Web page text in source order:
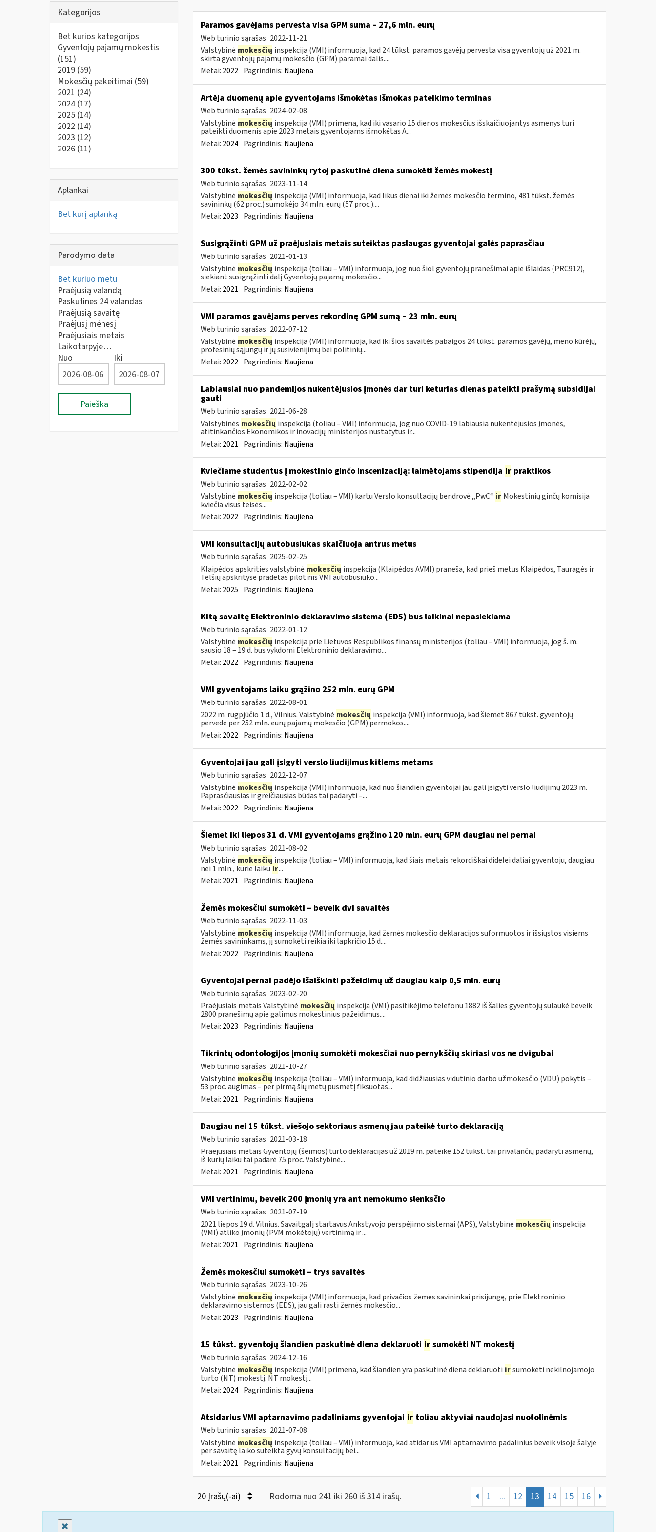
Kategorijos
Bet kurios kategorijos
Gyventojų pajamų mokestis
(151)
2019 (59)
Mokesčių pakeitimai (59)
2021 (24)
2024 (17)
2025 (14)
2022 (14)
2023 (12)
2026 (11)
Aplankai
Bet kurį aplanką
Parodymo data
Bet kuriuo metu
Praėjusią valandą
Paskutines 24 valandas
Praėjusią savaitę
Praėjusį mėnesį
Praėjusiais metais
Laikotarpyje…
Nuo
Iki
Paieška
Paramos gavėjams pervesta visa GPM suma – 27,6 mln. eurų
Web turinio sąrašas 2022-11-21
Valstybinė mokesčių inspekcija (VMI) informuoja, kad 24 tūkst. paramos gavėjų pervesta visa gyventojų už 2021 m.
skirta gyventojų pajamų mokesčio (GPM) paramai dalis....
Metai: 2022 Pagrindinis: Naujiena
Artėja duomenų apie gyventojams išmokėtas išmokas pateikimo terminas
Web turinio sąrašas 2024-02-08
Valstybinė mokesčių inspekcija (VMI) primena, kad iki vasario 15 dienos mokesčius išskaičiuojantys asmenys turi
pateikti duomenis apie 2023 metais gyventojams išmokėtas A...
Metai: 2024 Pagrindinis: Naujiena
300 tūkst. žemės savininkų rytoj paskutinė diena sumokėti žemės mokestį
Web turinio sąrašas 2023-11-14
Valstybinė mokesčių inspekcija (VMI) informuoja, kad likus dienai iki žemės mokesčio termino, 481 tūkst. žemės
savininkų (62 proc.) sumokėjo 34 mln. eurų (57 proc.)....
Metai: 2023 Pagrindinis: Naujiena
Susigrąžinti GPM už praėjusiais metais suteiktas paslaugas gyventojai galės paprasčiau
Web turinio sąrašas 2021-01-13
Valstybinė mokesčių inspekcija (toliau – VMI) informuoja, jog nuo šiol gyventojų pranešimai apie išlaidas (PRC912),
siekiant susigrąžinti dalį Gyventojų pajamų mokesčio...
Metai: 2021 Pagrindinis: Naujiena
VMI paramos gavėjams perves rekordinę GPM sumą – 23 mln. eurų
Web turinio sąrašas 2022-07-12
Valstybinė mokesčių inspekcija (VMI) informuoja, kad iki šios savaitės pabaigos 24 tūkst. paramos gavėjų, meno kūrėjų,
profesinių sąjungų ir jų susivienijimų bei politinių...
Metai: 2022 Pagrindinis: Naujiena
Labiausiai nuo pandemijos nukentėjusios įmonės dar turi keturias dienas pateikti prašymą subsidijai
gauti
Web turinio sąrašas 2021-06-28
Valstybinės mokesčių inspekcija (toliau – VMI) informuoja, jog nuo COVID-19 labiausia nukentėjusios įmonės,
atitinkančios Ekonomikos ir inovacijų ministerijos nustatytus ir...
Metai: 2021 Pagrindinis: Naujiena
Kviečiame studentus į mokestinio ginčo inscenizaciją: laimėtojams stipendija irpraktikos
Web turinio sąrašas 2022-02-02
Valstybinė mokesčių inspekcija (toliau – VMI) kartu Verslo konsultacijų bendrovė „PwC“ ir Mokestinių ginčų komisija
kviečia visus teisės...
Metai: 2022 Pagrindinis: Naujiena
VMI konsultacijų autobusiukas skaičiuoja antrus metus
Web turinio sąrašas 2025-02-25
Klaipėdos apskrities valstybinė mokesčių inspekcija (Klaipėdos AVMI) praneša, kad prieš metus Klaipėdos, Tauragės ir
Telšių apskrityse pradėtas pilotinis VMI autobusiuko...
Metai: 2025 Pagrindinis: Naujiena
Kitą savaitę Elektroninio deklaravimo sistema (EDS) bus laikinai nepasiekiama
Web turinio sąrašas 2022-01-12
Valstybinė mokesčių inspekcija prie Lietuvos Respublikos finansų ministerijos (toliau – VMI) informuoja, jog š. m.
sausio 18 – 19 d. bus vykdomi Elektroninio deklaravimo...
Metai: 2022 Pagrindinis: Naujiena
VMI gyventojams laiku grąžino 252 mln. eurų GPM
Web turinio sąrašas 2022-08-01
2022 m. rugpjūčio 1 d., Vilnius. Valstybinė mokesčių inspekcija (VMI) informuoja, kad šiemet 867 tūkst. gyventojų
pervedė per 252 mln. eurų pajamų mokesčio (GPM) permokos....
Metai: 2022 Pagrindinis: Naujiena
Gyventojai jau gali įsigyti verslo liudijimus kitiems metams
Web turinio sąrašas 2022-12-07
Valstybinė mokesčių inspekcija (VMI) informuoja, kad nuo šiandien gyventojai jau gali įsigyti verslo liudijimų 2023 m.
Paprasčiausias ir greičiausias būdas tai padaryti –...
Metai: 2022 Pagrindinis: Naujiena
Šiemet iki liepos 31 d. VMI gyventojams grąžino 120 mln. eurų GPM daugiau nei pernai
Web turinio sąrašas 2021-08-02
Valstybinė mokesčių inspekcija (toliau – VMI) informuoja, kad šiais metais rekordiškai didelei daliai gyventoju, daugiau
nei 1 mln., kurie laikuir...
Metai: 2021 Pagrindinis: Naujiena
Žemės mokesčiui sumokėti – beveik dvi savaitės
Web turinio sąrašas 2022-11-03
Valstybinė mokesčių inspekcija (VMI) informuoja, kad žemės mokesčio deklaracijos suformuotos ir išsiųstos visiems
žemės savininkams, jį sumokėti reikia iki lapkričio 15 d....
Metai: 2022 Pagrindinis: Naujiena
Gyventojai pernai padėjo išaiškinti pažeidimų už daugiau kaip 0,5 mln. eurų
Web turinio sąrašas 2023-02-20
Praėjusiais metais Valstybinė mokesčių inspekcija (VMI) pasitikėjimo telefonu 1882 iš šalies gyventojų sulaukė beveik
2800 pranešimų apie galimus mokestinius pažeidimus....
Metai: 2023 Pagrindinis: Naujiena
Tikrintų odontologijos įmonių sumokėti mokesčiai nuo pernykščių skiriasi vos ne dvigubai
Web turinio sąrašas 2021-10-27
Valstybinė mokesčių inspekcija (toliau – VMI) informuoja, kad didžiausias vidutinio darbo užmokesčio (VDU) pokytis –
53 proc. augimas – per pirmą šių metų pusmetį fiksuotas...
Metai: 2021 Pagrindinis: Naujiena
Daugiau nei 15 tūkst. viešojo sektoriaus asmenų jau pateikė turto deklaraciją
Web turinio sąrašas 2021-03-18
Praėjusiais metais Gyventojų (šeimos) turto deklaracijas už 2019 m. pateikė 152 tūkst. tai privalančių padaryti asmenų,
iš kurių laiku tai padarė 75 proc. Valstybinė...
Metai: 2021 Pagrindinis: Naujiena
VMI vertinimu, beveik 200 įmonių yra ant nemokumo slenksčio
Web turinio sąrašas 2021-07-19
2021 liepos 19 d. Vilnius. Savaitgalį startavus Ankstyvojo perspėjimo sistemai (APS), Valstybinė mokesčių inspekcija
(VMI) atliko įmonių (PVM mokėtojų) vertinimą ir ...
Metai: 2021 Pagrindinis: Naujiena
Žemės mokesčiui sumokėti – trys savaitės
Web turinio sąrašas 2023-10-26
Valstybinė mokesčių inspekcija (VMI) informuoja, kad privačios žemės savininkai prisijungę, prie Elektroninio
deklaravimo sistemos (EDS), jau gali rasti žemės mokesčio...
Metai: 2023 Pagrindinis: Naujiena
15 tūkst. gyventojų šiandien paskutinė diena deklaruoti irsumokėti NT mokestį
Web turinio sąrašas 2024-12-16
Valstybinė mokesčių inspekcija (VMI) primena, kad šiandien yra paskutinė diena deklaruoti ir sumokėti nekilnojamojo
turto (NT) mokestį. NT mokestį...
Metai: 2024 Pagrindinis: Naujiena
Atsidarius VMI aptarnavimo padaliniams gyventojai irtoliau aktyviai naudojasi nuotolinėmis
Web turinio sąrašas 2021-07-08
Valstybinė mokesčių inspekcija (toliau – VMI) informuoja, kad atidarius VMI aptarnavimo padalinius beveik visoje šalyje
per savaitę laiko suteikta gyvų konsultacijų bei...
Metai: 2021 Pagrindinis: Naujiena
20 Įrašų(-ai) Rodoma nuo 241 iki 260 iš 314 irašų. 1 ... 12 13 14 15 16